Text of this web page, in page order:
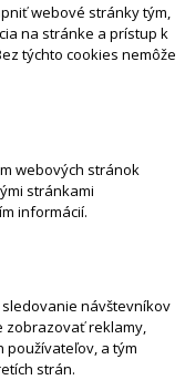
webové stránky tým,
na stránke a prístup k
týchto cookies nemôže
webových stránok
stránkami
informácií.
návštevníkov
zobrazovať reklamy,
a tým
strán.